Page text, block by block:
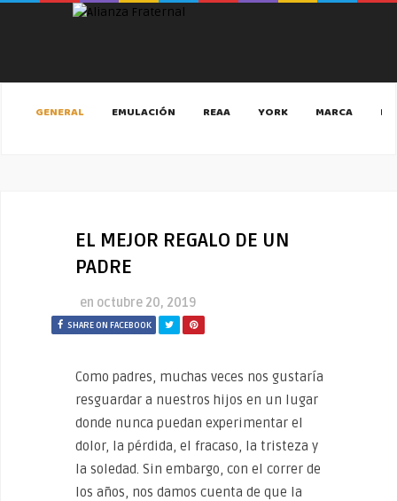
GENERAL EMULACIÓN REAA YORK MARCA
EL MEJOR REGALO DE UN
PADRE
en octubre 20, 2019
SHARE ON FACEBOOK
Como padres, muchas veces nos gustaría
resguardar a nuestros hijos en un lugar
donde nunca puedan experimentar el
dolor, la pérdida, el fracaso, la tristeza y
la soledad. Sin embargo, con el correr de
los años, nos damos cuenta de que la